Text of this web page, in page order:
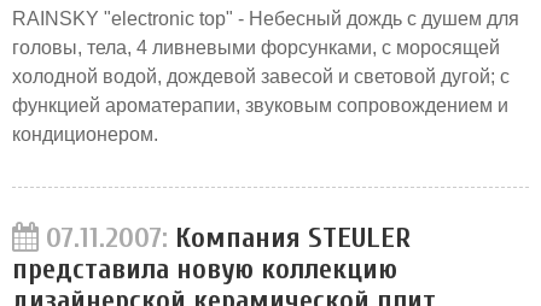
RAINSKY "electronic top" - Небесный дождь с душем для
головы, тела, 4 ливневыми форсунками, с моросящей
холодной водой, дождевой завесой и световой дугой; с
функцией ароматерапии, звуковым сопровождением и
кондиционером.
07.11.2007: Компания STEULER
представила новую коллекцию